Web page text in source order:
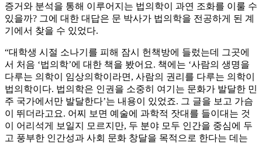
증거와 분석을 통해 이루어지는 법의학이 과연 조화를 이룰 수
있을까? 그에 대한 대답은 문 박사가 법의학을 전공하게 된 계
기에서 찾을 수 있었다.
“대학생 시절 소나기를 피해 잠시 헌책방에 들렀는데 그곳에
서 처음 ‘법의학’에 대한 책을 봤어요. 책에는 ‘사람의 생명을
다루는 의학이 임상의학이라면, 사람의 권리를 다루는 의학이
법의학이다. 법의학은 인권을 소중히 여기는 문화가 발달한 민
주 국가에서만 발달한다’는 내용이 있었죠. 그 글을 보고 가슴
이 뛰더라고요. 어찌 보면 예술에 과학적 잣대를 들이대는 것
이 어리석게 보일지 모르지만, 두 분야 모두 인간을 중심에 두
고 풍부한 인간성과 사회 문화 창달을 목적으로 한다는 데는